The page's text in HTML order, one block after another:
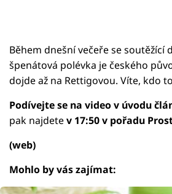
Během dnešní večeře se soutěžící
špenátová polévka je českého
dojde až na Rettigovou. Víte, kdo
Podívejte se na video v úvodu
pak najdetev 17:50 v pořadu
(web)
Mohlo by vás zajímat: